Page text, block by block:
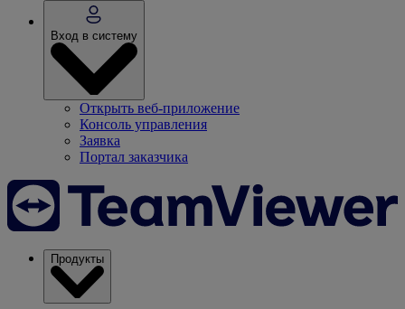
Вход в систему
Открыть веб-приложение
Консоль управления
Заявка
Портал заказчика
Продукты